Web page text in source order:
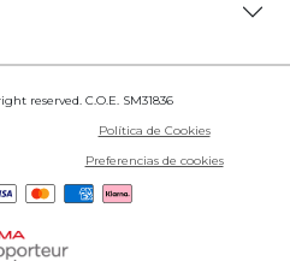
reserved. C.O.E. SM31836
Política de Cookies
Preferencias de cookies